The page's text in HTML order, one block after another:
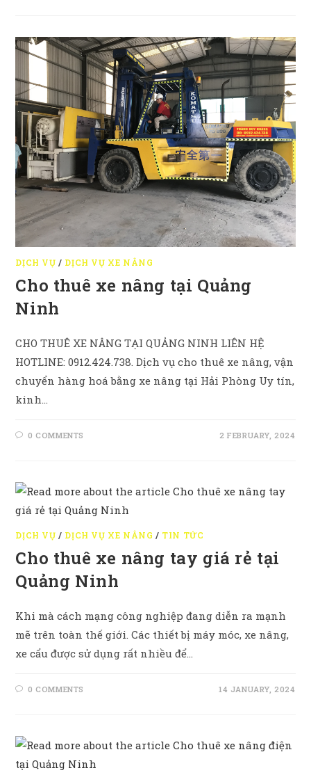
DỊCH VỤ / DỊCH VỤ XE NÂNG
Cho thuê xe nâng tại Quảng
Ninh
CHO THUÊ XE NÂNG TẠI QUẢNG NINH LIÊN HỆ
HOTLINE: 0912.424.738. Dịch vụ cho thuê xe nâng, vận
chuyển hàng hoá bằng xe nâng tại Hải Phòng Uy tín,
kinh…
0 COMMENTS 2 FEBRUARY, 2024
DỊCH VỤ / DỊCH VỤ XE NÂNG / TIN TỨC
Cho thuê xe nâng tay giá rẻ tại
Quảng Ninh
Khi mà cách mạng công nghiệp đang diễn ra mạnh
mẽ trên toàn thế giới. Các thiết bị máy móc, xe nâng,
xe cẩu được sử dụng rất nhiều để…
0 COMMENTS 14 JANUARY, 2024